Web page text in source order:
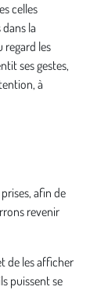
celles
la
regard les
ses gestes,
à
afin de
revenir
de les afficher
puissent se